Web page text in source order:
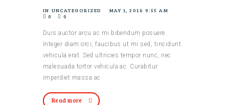
IN UNCATEGORIZED
MAY 1, 2016 9:55 AM
0
0
Duis auctor arcu ac mi bibendum posuere.
Integer diam orci, faucibus ut mi sed, tincidunt
vehicula erat. Sed ultricies tempor nunc, nec
malesuada tortor vehicula ac. Curabitur
imperdiet massa ac
Read more